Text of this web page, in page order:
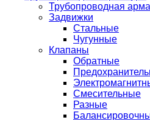
Трубопроводная
Задвижки
Стальные
Чугунные
Клапаны
Обратные
Смесительные
Разные